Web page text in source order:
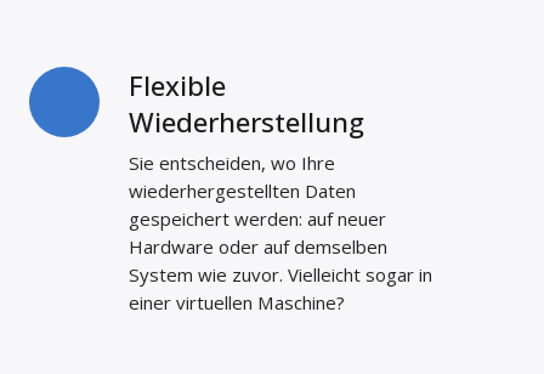
Flexible
Wiederherstellung
Sie entscheiden, wo Ihre
wiederhergestellten Daten
gespeichert werden: auf neuer
Hardware oder auf demselben
System wie zuvor. Vielleicht sogar in
einer virtuellen Maschine?
Flexible
Wiederherstellung